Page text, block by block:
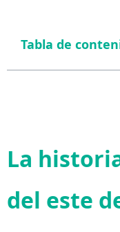
Tabla de
La
del este